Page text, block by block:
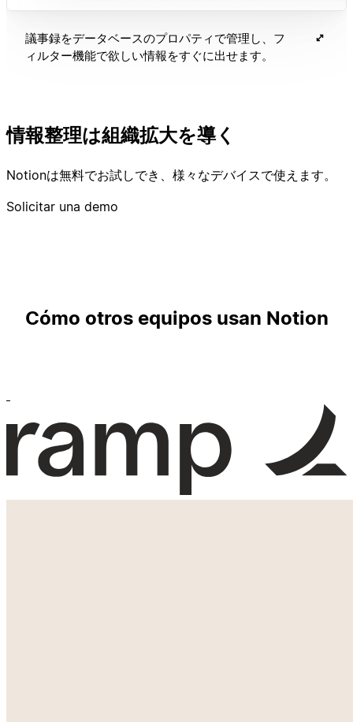
議事録をデータベースのプロパティで管理し、フ
ィルター機能で欲しい情報をすぐに出せます。
情報整理は組織拡大を導く
Notionは無料でお試しでき、様々なデバイスで使えます。
Solicitar una demo
Cómo otros equipos usan Notion